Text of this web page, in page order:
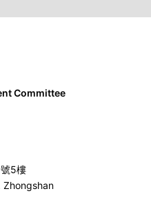
Committee
5樓
Zhongshan